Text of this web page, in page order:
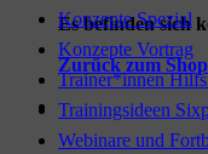
Es befinden sich
Zurück zum Shop
Konzepte Spezial
Konzepte Vortrag
Trainer*innen
Trainingsideen
Webinare und